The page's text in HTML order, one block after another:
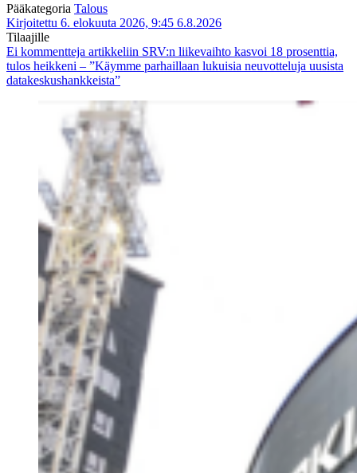
Pääkategoria Talous
Kirjoitettu 6. elokuuta 2026, 9:45 6.8.2026
Tilaajille
Ei kommentteja artikkeliin SRV:n liikevaihto kasvoi 18 prosenttia,
tulos heikkeni – ”Käymme parhaillaan lukuisia neuvotteluja uusista
datakeskushankkeista”